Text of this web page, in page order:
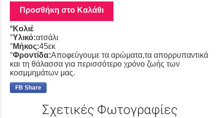
Προσθήκη στο Καλάθι
°Κολιέ
°Υλικό:ατσάλι
°Μήκος:45εκ
°Φροντίδα:Αποφεύγουμε τα αρώματα,τα απορρυπαντικά
και τη θάλασσα για περισσότερο χρόνο ζωής των
κοσμμημάτων μας.
FB Share
Σχετικές Φωτογραφίες